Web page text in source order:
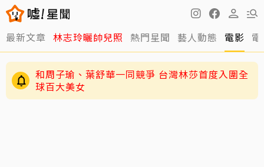
最新文章 林志玲曬帥兒照 熱門星聞 藝人動態 電影
和周子瑜、葉舒華一同競爭 台灣林莎首度入圍全
球百大美女